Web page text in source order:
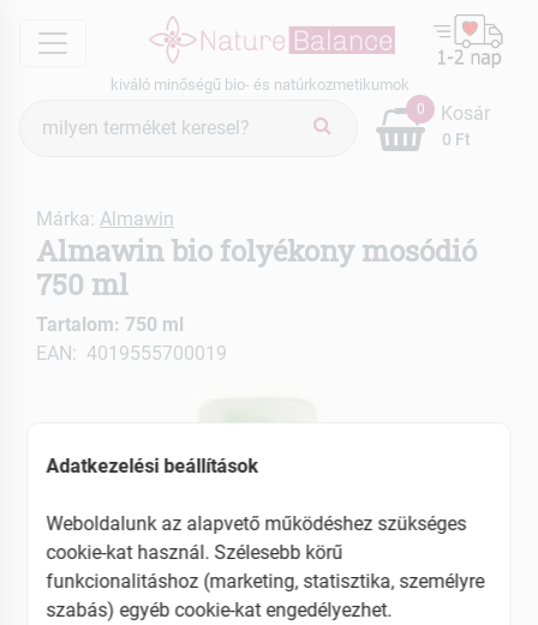
menu
kiváló minőségű bio- és natúrkozmetikumok
keresés
0
0 Ft
Kosár
Márka: Almawin
Almawin bio folyékony mosódió
750 ml
Tartalom: 750 ml
EAN: 4019555700019
Adatkezelési beállítások
Weboldalunk az alapvető működéshez szükséges
cookie-kat használ. Szélesebb körű
funkcionalitáshoz (marketing, statisztika, személyre
szabás) egyéb cookie-kat engedélyezhet.